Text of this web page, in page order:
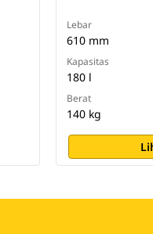
Lebar
610 mm
Kapasitas
180 l
Berat
140 kg